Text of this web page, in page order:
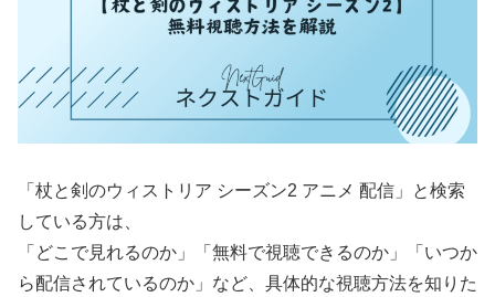
「杖と剣のウィストリア シーズン2 アニメ 配信」と検索
している方は、
「どこで見れるのか」「無料で視聴できるのか」「いつか
ら配信されているのか」など、具体的な視聴方法を知りた